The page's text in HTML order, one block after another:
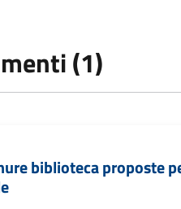
(1)
biblioteca proposte